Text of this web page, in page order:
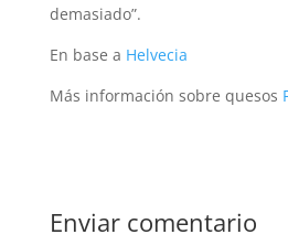
demasiado”.
En base a Helvecia
Más información sobre quesos
Enviar comentario